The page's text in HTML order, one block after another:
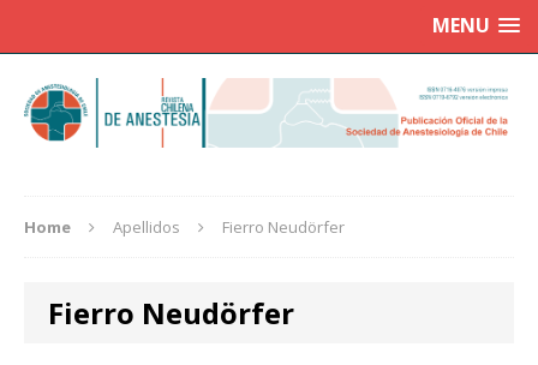
MENU
Home Apellidos Fierro Neudörfer
Fierro Neudörfer